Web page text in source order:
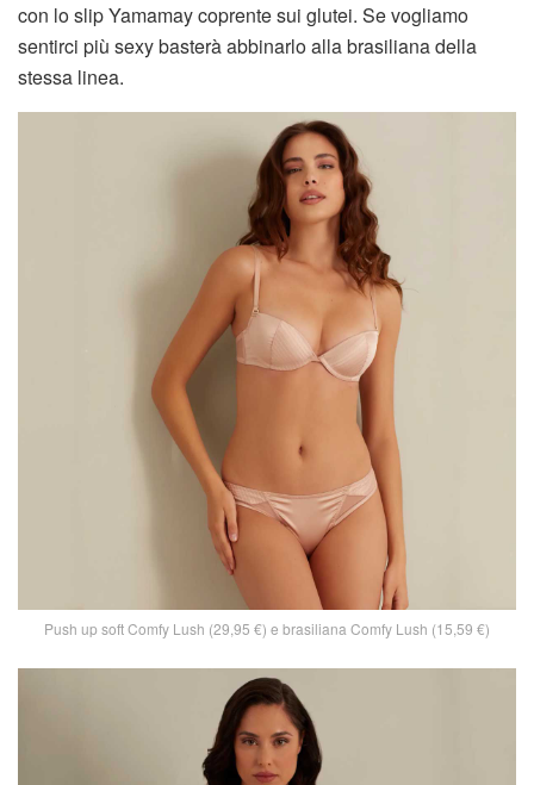
con lo slip Yamamay coprente sui glutei. Se vogliamo
sentirci più sexy basterà abbinarlo alla brasiliana della
stessa linea.
Push up soft Comfy Lush (29,95 €) e brasiliana Comfy Lush (15,59 €)